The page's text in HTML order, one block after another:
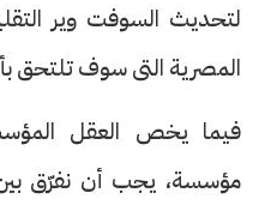
لتحديث السوفت وير
المصرية التى سوف
فيما يخص العقل
مؤسسة، يجب أن نفرّق